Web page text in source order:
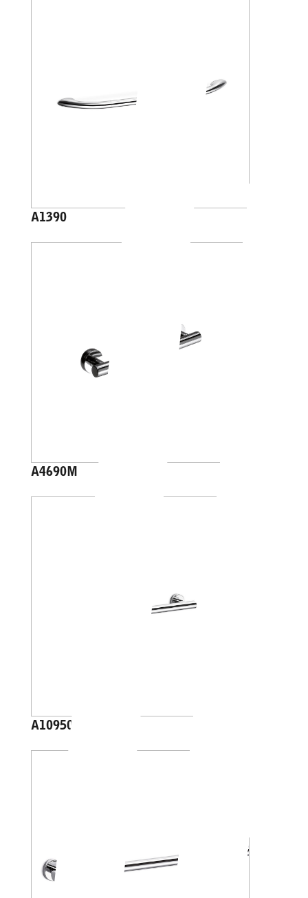
A1390
A4690M
A10950